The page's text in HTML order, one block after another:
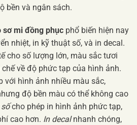
bền và ngân sách.
sơ mi đồng phục phổ biến hiện nay
nhiệt, in kỹ thuật số, và in decal.
cho số lượng lớn, màu sắc tươi
về độ phức tạp của hình ảnh.
với hình ảnh nhiều màu sắc,
độ bền màu có thể không cao
cho phép in hình ảnh phức tạp,
cao hơn. In decalnhanh chóng,